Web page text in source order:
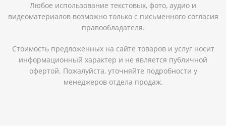
Любое использование текстовых, фото, аудио и
видеоматериалов возможно только с письменного согласия
правообладателя.
Стоимость предложенных на сайте товаров и услуг носит
информационный характер и не является публичной
офертой. Пожалуйста, уточняйте подробности у
менеджеров отдела продаж.